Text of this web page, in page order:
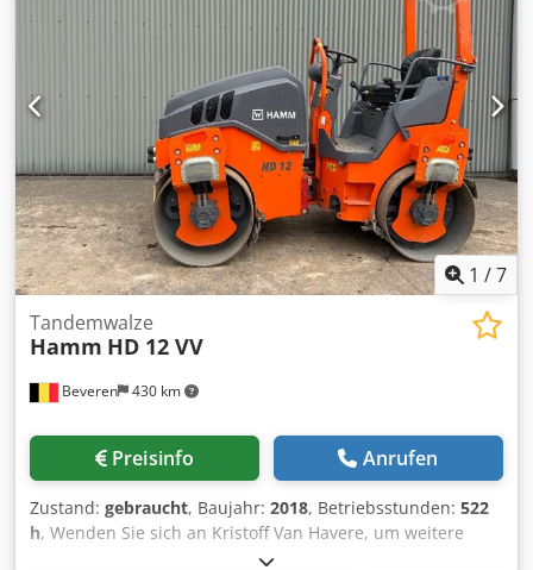
1 /7
Beveren 430 km
Tandemwalze
Hamm HD 12 VV
Preisinfo Anrufen
Zustand: gebraucht, Baujahr: 2018, Betriebsstunden: 522
h, Wenden Sie sich an Kristoff Van Havere, um weitere
Informationen zu erhalten. Cjdpfoy Sfc Iox Ag Eerf